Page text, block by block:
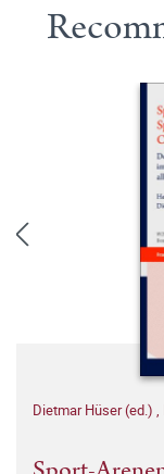
Dietmar Hüser (ed.) ,